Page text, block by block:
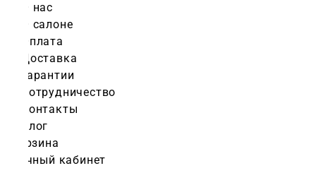
О нас
О салоне
Оплата
Доставка
Гарантии
Сотрудничество
Контакты
Блог
Корзина
Личный кабинет